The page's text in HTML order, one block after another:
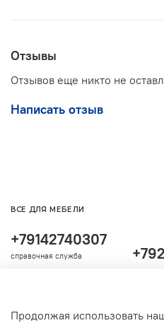
Отзывы
Отзывов еще никто не
Написать отзыв
+79142740307
справочная служба
ВСЕ ДЛЯ МЕБЕЛИ
Продолжая использовать